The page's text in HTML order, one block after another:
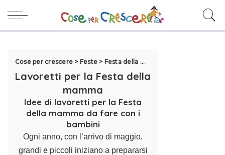
Cose per crescere > Feste > Festa della mamma
Lavoretti per la Festa della
mamma
Idee di lavoretti per la Festa
della mamma da fare con i
bambini
Ogni anno, con l’arrivo di maggio,
grandi e piccoli iniziano a prepararsi